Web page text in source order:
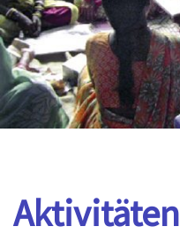
Aktivitäten